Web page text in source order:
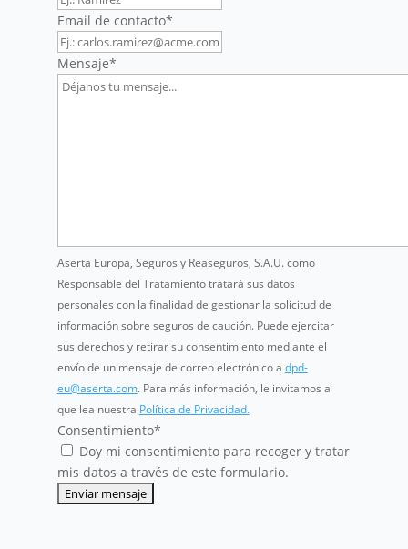
Email de contacto*
Mensaje*
Aserta Europa, Seguros y Reaseguros, S.A.U. como
Responsable del Tratamiento tratará sus datos
personales con la finalidad de gestionar la solicitud de
información sobre seguros de caución. Puede ejercitar
sus derechos y retirar su consentimiento mediante el
envío de un mensaje de correo electrónico a dpd-
eu@aserta.com. Para más información, le invitamos a
que lea nuestra Política de Privacidad.
Consentimiento*
Doy mi consentimiento para recoger y tratar
mis datos a través de este formulario.